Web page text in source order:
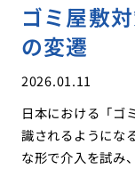
ゴミ屋敷
の変遷
2026.01.11
日本における「ゴ
識されるようにな
な形で介入を試み